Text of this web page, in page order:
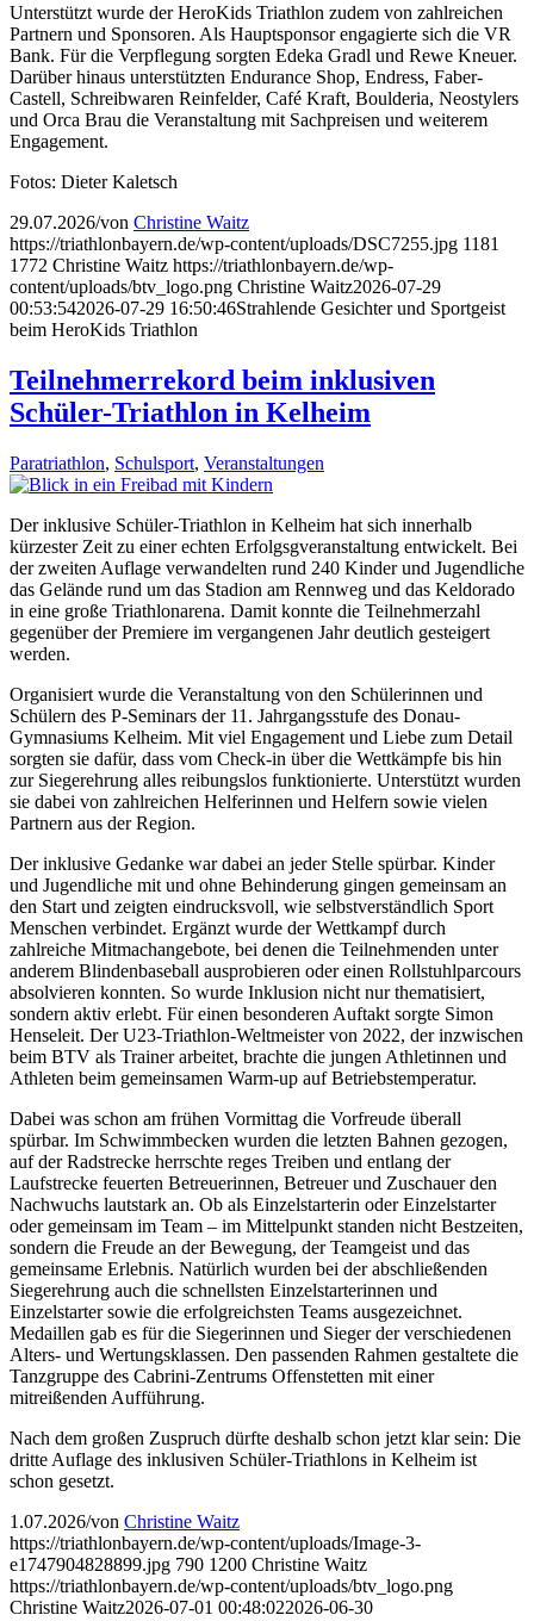
Unterstützt wurde der HeroKids Triathlon zudem von zahlreichen
Partnern und Sponsoren. Als Hauptsponsor engagierte sich die VR
Bank. Für die Verpflegung sorgten Edeka Gradl und Rewe Kneuer.
Darüber hinaus unterstützten Endurance Shop, Endress, Faber-
Castell, Schreibwaren Reinfelder, Café Kraft, Boulderia, Neostylers
und Orca Brau die Veranstaltung mit Sachpreisen und weiterem
Engagement.
Fotos: Dieter Kaletsch
29.07.2026/von Christine Waitz
https://triathlonbayern.de/wp-content/uploads/DSC7255.jpg 1181
1772 Christine Waitz https://triathlonbayern.de/wp-
content/uploads/btv_logo.png Christine Waitz2026-07-29
00:53:542026-07-29 16:50:46Strahlende Gesichter und Sportgeist
beim HeroKids Triathlon
Teilnehmerrekord beim inklusiven
Schüler-Triathlon in Kelheim
Paratriathlon, Schulsport, Veranstaltungen
Der inklusive Schüler-Triathlon in Kelheim hat sich innerhalb
kürzester Zeit zu einer echten Erfolgsgveranstaltung entwickelt. Bei
der zweiten Auflage verwandelten rund 240 Kinder und Jugendliche
das Gelände rund um das Stadion am Rennweg und das Keldorado
in eine große Triathlonarena. Damit konnte die Teilnehmerzahl
gegenüber der Premiere im vergangenen Jahr deutlich gesteigert
werden.
Organisiert wurde die Veranstaltung von den Schülerinnen und
Schülern des P-Seminars der 11. Jahrgangsstufe des Donau-
Gymnasiums Kelheim. Mit viel Engagement und Liebe zum Detail
sorgten sie dafür, dass vom Check-in über die Wettkämpfe bis hin
zur Siegerehrung alles reibungslos funktionierte. Unterstützt wurden
sie dabei von zahlreichen Helferinnen und Helfern sowie vielen
Partnern aus der Region.
Der inklusive Gedanke war dabei an jeder Stelle spürbar. Kinder
und Jugendliche mit und ohne Behinderung gingen gemeinsam an
den Start und zeigten eindrucksvoll, wie selbstverständlich Sport
Menschen verbindet. Ergänzt wurde der Wettkampf durch
zahlreiche Mitmachangebote, bei denen die Teilnehmenden unter
anderem Blindenbaseball ausprobieren oder einen Rollstuhlparcours
absolvieren konnten. So wurde Inklusion nicht nur thematisiert,
sondern aktiv erlebt. Für einen besonderen Auftakt sorgte Simon
Henseleit. Der U23-Triathlon-Weltmeister von 2022, der inzwischen
beim BTV als Trainer arbeitet, brachte die jungen Athletinnen und
Athleten beim gemeinsamen Warm-up auf Betriebstemperatur.
Dabei was schon am frühen Vormittag die Vorfreude überall
spürbar. Im Schwimmbecken wurden die letzten Bahnen gezogen,
auf der Radstrecke herrschte reges Treiben und entlang der
Laufstrecke feuerten Betreuerinnen, Betreuer und Zuschauer den
Nachwuchs lautstark an. Ob als Einzelstarterin oder Einzelstarter
oder gemeinsam im Team – im Mittelpunkt standen nicht Bestzeiten,
sondern die Freude an der Bewegung, der Teamgeist und das
gemeinsame Erlebnis. Natürlich wurden bei der abschließenden
Siegerehrung auch die schnellsten Einzelstarterinnen und
Einzelstarter sowie die erfolgreichsten Teams ausgezeichnet.
Medaillen gab es für die Siegerinnen und Sieger der verschiedenen
Alters- und Wertungsklassen. Den passenden Rahmen gestaltete die
Tanzgruppe des Cabrini-Zentrums Offenstetten mit einer
mitreißenden Aufführung.
Nach dem großen Zuspruch dürfte deshalb schon jetzt klar sein: Die
dritte Auflage des inklusiven Schüler-Triathlons in Kelheim ist
schon gesetzt.
1.07.2026/von Christine Waitz
https://triathlonbayern.de/wp-content/uploads/Image-3-
e1747904828899.jpg 790 1200 Christine Waitz
https://triathlonbayern.de/wp-content/uploads/btv_logo.png
Christine Waitz2026-07-01 00:48:022026-06-30